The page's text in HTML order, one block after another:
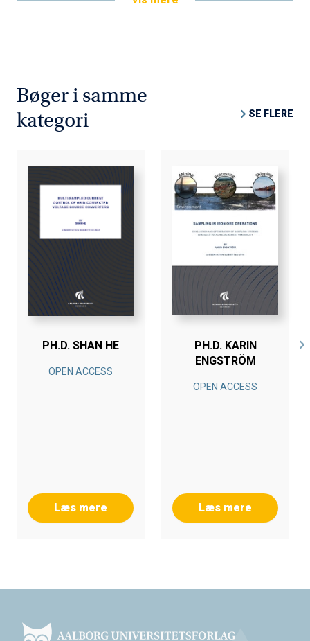
Bøger i samme
kategori
SE FLERE
PH.D. SHAN HE
OPEN ACCESS
Læs mere
PH.D. KARIN
ENGSTRÖM
OPEN ACCESS
Læs mere